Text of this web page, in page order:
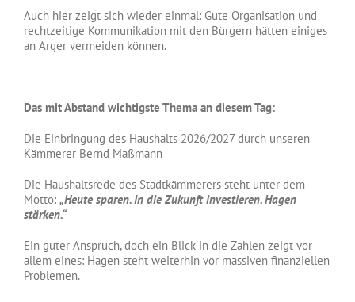
Auch hier zeigt sich wieder einmal: Gute Organisation und
rechtzeitige Kommunikation mit den Bürgern hätten einiges
an Ärger vermeiden können.
Das mit Abstand wichtigste Thema an diesem Tag:
Die Einbringung des Haushalts 2026/2027 durch unseren
Kämmerer Bernd Maßmann
Die Haushaltsrede des Stadtkämmerers steht unter dem
Motto: „Heute sparen. In die Zukunft investieren. Hagen
stärken.“
Ein guter Anspruch, doch ein Blick in die Zahlen zeigt vor
allem eines: Hagen steht weiterhin vor massiven finanziellen
Problemen.